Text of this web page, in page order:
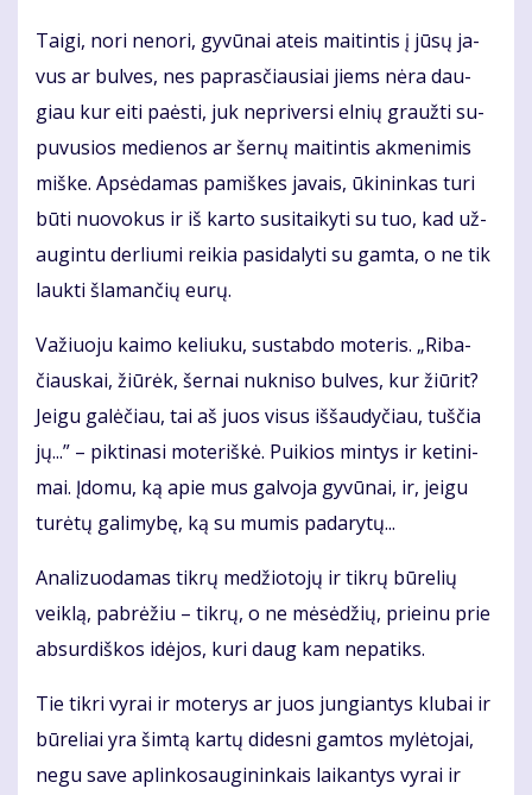
Tai­gi, no­ri ne­no­ri, gy­vū­nai at­eis mai­tin­tis į jū­sų ja­
vus ar bul­ves, nes pa­pras­čiau­siai jiems nė­ra dau­
giau kur ei­ti pa­ės­ti, juk ne­pri­ver­si el­nių grauž­ti su­
pu­vu­sios me­die­nos ar šer­nų mai­tin­tis ak­me­ni­mis
miš­ke. Ap­sė­da­mas pa­miš­kes ja­vais, ūki­nin­kas tu­ri
bū­ti nuo­vo­kus ir iš kar­to su­si­tai­ky­ti su tuo, kad už­
au­gin­tu der­liu­mi rei­kia pa­si­da­ly­ti su gam­ta, o ne tik
lauk­ti šla­man­čių eu­rų.
Va­žiuo­ju kai­mo ke­liu­ku, su­stab­do mo­te­ris. „Ri­ba­
čiaus­kai, žiū­rėk, šer­nai nu­kni­so bul­ves, kur žiū­rit?
Jei­gu ga­lė­čiau, tai aš juos vi­sus iš­šau­dy­čiau, tuš­čia
jų...” – pik­ti­na­si mo­te­riš­kė. Pui­kios min­tys ir ke­ti­ni­
mai. Įdo­mu, ką apie mus gal­vo­ja gy­vū­nai, ir, jei­gu
tu­rė­tų ga­li­my­bę, ką su mu­mis pa­da­ry­tų...
Ana­li­zuo­da­mas tik­rų me­džio­to­jų ir tik­rų bū­re­lių
veik­lą, pa­brė­žiu – tik­rų, o ne mė­sė­džių, pri­ei­nu prie
ab­sur­diš­kos idė­jos, ku­ri daug kam ne­pa­tiks.
Tie tik­ri vy­rai ir mo­te­rys ar juos jun­gian­tys klu­bai ir
bū­re­liai yra šim­tą kar­tų di­des­ni gam­tos my­lė­to­jai,
ne­gu sa­ve ap­lin­ko­sau­gi­nin­kais lai­kan­tys vy­rai ir